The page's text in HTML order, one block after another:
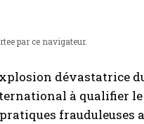
par ce navigateur.
dévastatrice
à qualifier